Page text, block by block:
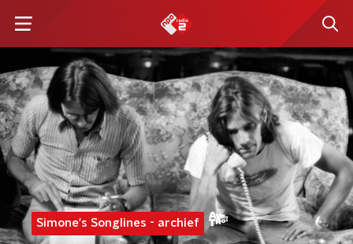
Simone's Songlines - archief